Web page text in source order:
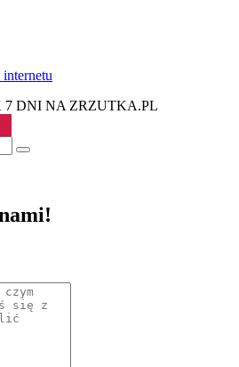
7 DNI NA ZRZUTKA.PL